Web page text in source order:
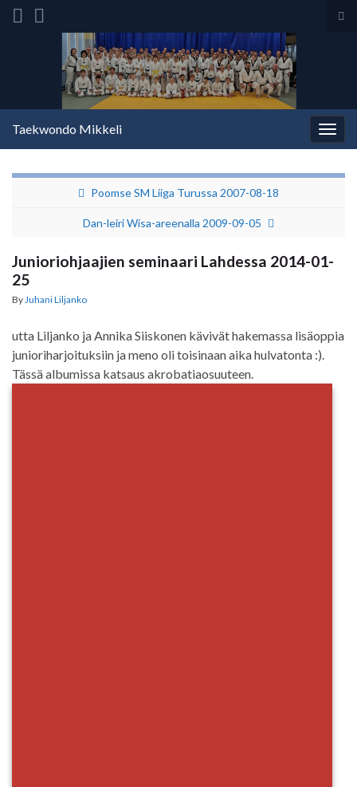
Search for:
Taekwondo Mikkeli
Poomse SM Liiga Turussa 2007-08-18
Dan-leiri Wisa-areenalla 2009-09-05
Junioriohjaajien seminaari Lahdessa 2014-01-
25
By Juhani Liljanko
utta Liljanko ja Annika Siiskonen kävivät hakemassa lisäoppia
junioriharjoituksiin ja meno oli toisinaan aika hulvatonta :).
Tässä albumissa katsaus akrobatiaosuuteen.